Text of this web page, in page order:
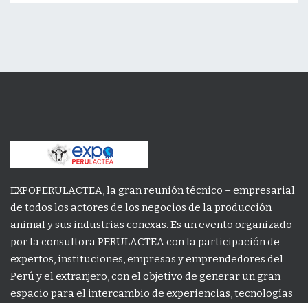
EXPOPERULACTEA, la gran reunión técnico – empresarial
de todos los actores de los negocios de la producción
animal y sus industrias conexas. Es un evento organizado
por la consultora PERULACTEA con la participación de
expertos, instituciones, empresas y emprendedores del
Perú y el extranjero, con el objetivo de generar un gran
espacio para el intercambio de experiencias, tecnologías